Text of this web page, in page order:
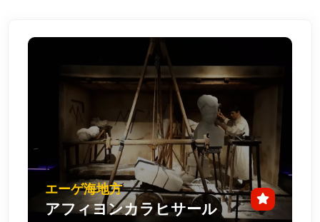
エーゲ海地方
アフィヨンカラヒサール